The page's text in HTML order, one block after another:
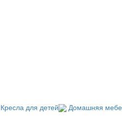
Домашняя
Кресла для детей